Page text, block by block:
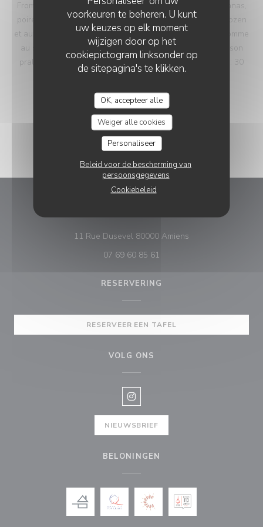
voorkeuren te beheren. U kunt
uw keuzes op elk moment
wijzigen door op het
cookiepictogram linksonder op
de sitepagina's te klikken.
OK, accepteer alle
Weiger alle cookies
Personaliseer
Beleid voor de bescherming van
persoonsgegevens
Cookiebeleid
Fromage cuisiné par nos soins. Rhubarbe comme de l’ananas,
poire à la chaux alimentaire, sorbet à la Rhubarbe Frambozen
et aux fleurs de sureau. Tartelette, coulis de camerises, pomme
au safran, crème glacée de courges caramélisées et de son
pralin. Accords Mets et Vins 2 verres : 25 euros 3 verres : 30
euros 5 verres : 45 euros
11 Rue Dusevel 80000 Amiens
07 69 60 85 61
RESERVERING
RESERVEER EEN TAFEL
VOLG ONS
Instagram ((opent in een nieuw
NIEUWSBRIEF
BELONINGEN